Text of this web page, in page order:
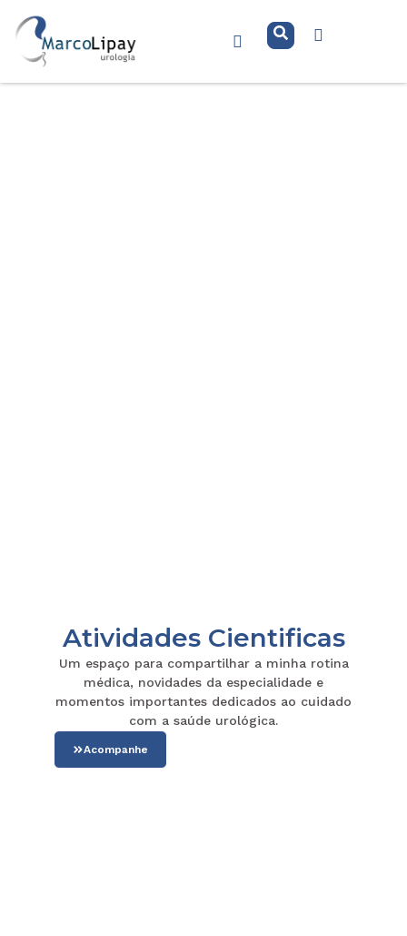
Atividades Cientificas
Um espaço para compartilhar a minha rotina
médica, novidades da especialidade e
momentos importantes dedicados ao cuidado
com a saúde urológica.
Acompanhe